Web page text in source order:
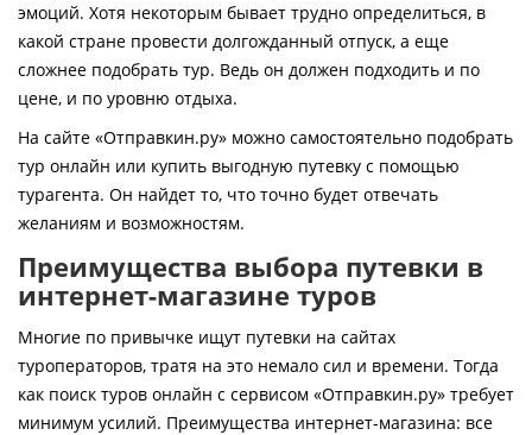
Как купить
Контакты
эмоций. Хотя некоторым бывает трудно определиться, в
какой стране провести долгожданный отпуск, а еще
сложнее подобрать тур. Ведь он должен подходить и по
цене, и по уровню отдыха.
На сайте «Отправкин.ру» можно самостоятельно подобрать
тур онлайн или купить выгодную путевку с помощью
турагента. Он найдет то, что точно будет отвечать
желаниям и возможностям.
Преимущества выбора путевки в
интернет-магазине туров
Многие по привычке ищут путевки на сайтах
туроператоров, тратя на это немало сил и времени. Тогда
как поиск туров онлайн с сервисом «Отправкин.ру» требует
минимум усилий. Преимущества интернет-магазина: все